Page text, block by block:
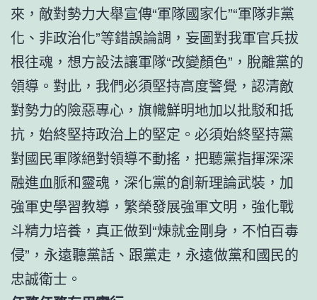
來，敵對勢力大舉宣傳“軍隊國家化”“軍隊非黨
化、非政治化”等錯誤論調，妄圖對我軍官兵拔
根往魂，想方設法讓軍隊“改變顏色”，脫離黨的
領導。對此，我們必須堅持高度警覺，認清敵
對勢力的險惡專心，旗幟鮮明地加以批駁和抵
抗，始終堅持政治上的堅定。必須始終堅持黨
對國民軍隊絕對領導不動搖，把聽黨指揮深深
融進血脈和靈魂，深化黨的創新理論武裝，加
強軍史學習教導，繁榮發展強軍文明，強化戰
斗精力培養，真正做到“煉就金剛身，不怕百毒
侵”，永遠聽黨話、跟黨走，永遠做黨和國民的
忠誠衛士。